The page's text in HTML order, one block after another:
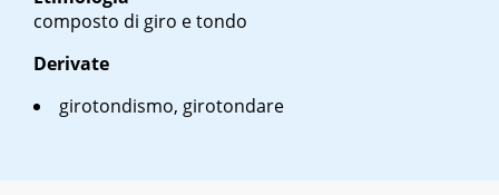
composto di giro e tondo
Derivate
girotondismo, girotondare